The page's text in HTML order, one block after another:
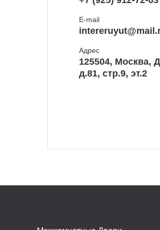
E-mail
Адрес
125504, Москва,
д.81, стр.9, эт.2